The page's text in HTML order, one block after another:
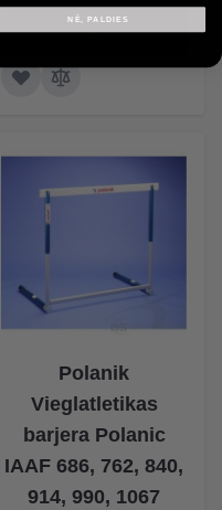
Polanik
Vieglatletikas
barjera Polanic
IAAF 686, 762, 840,
914, 990, 1067
NĒ, PALDIES